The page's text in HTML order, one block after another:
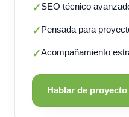
✓SEO técnico
✓Pensada para
✓Acompañamiento
Hablar de